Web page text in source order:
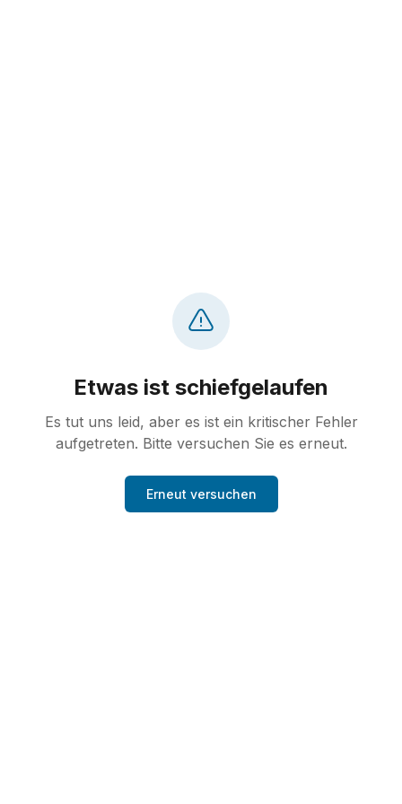
Etwas ist schiefgelaufen
Es tut uns leid, aber es ist ein kritischer Fehler
aufgetreten. Bitte versuchen Sie es erneut.
Erneut versuchen